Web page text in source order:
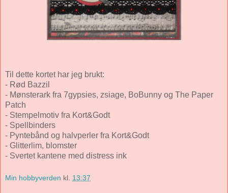
Til dette kortet har jeg brukt:
- Rød Bazzil
- Mønsterark fra 7gypsies, zsiage, BoBunny og The Paper
Patch
- Stempelmotiv fra Kort&Godt
- Spellbinders
- Pyntebånd og halvperler fra Kort&Godt
- Glitterlim, blomster
- Svertet kantene med distress ink
Min hobbyverden kl. 13:37